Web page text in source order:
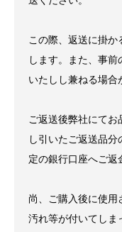
この際、返送に掛か
します。また、事
いたしし兼ねる場合
ご返送後弊社にて
し引いたご返送品
定の銀行口座へご返
尚、ご購入後に使用
汚れ等が付いてしま